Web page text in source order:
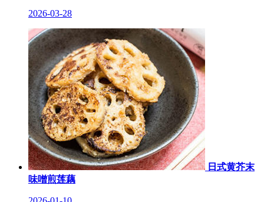
2026-03-28
日式黄芥末
味噌煎莲藕